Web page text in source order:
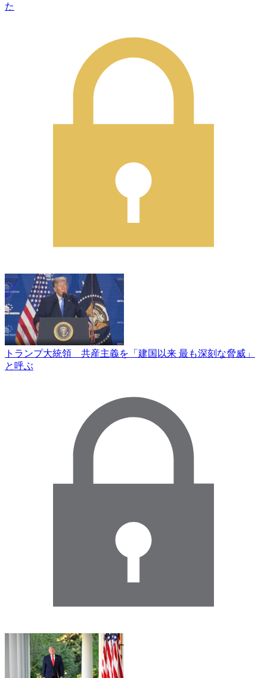
た
トランプ大統領 共産主義を「建国以来 最も深刻な脅威」
と呼ぶ